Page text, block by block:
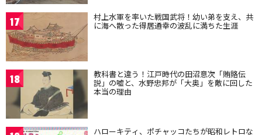
17 村上水軍を率いた戦国武将！幼い弟を支え、共
に海へ散った得居通幸の波乱に満ちた生涯
18 教科書と違う！江戸時代の田沼意次「賄賂伝
説」の嘘と、水野忠邦が「大奥」を敵に回した
本当の理由
ハローキティ、ポチャッコたちが昭和レトロな